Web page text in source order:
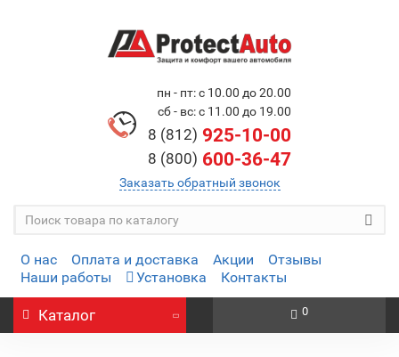
пн - пт: с 10.00 до 20.00
сб - вс: с 11.00 до 19.00
8 (812) 925-10-00
8 (800) 600-36-47
Заказать обратный звонок
О нас Оплата и доставка Акции
Отзывы
Наши работы
Установка Контакты
Каталог 0